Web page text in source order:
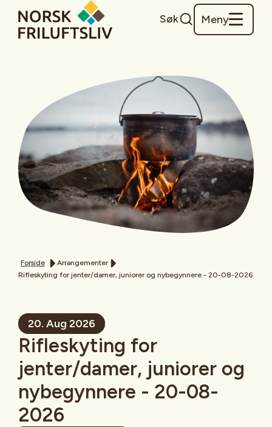
Søk Meny
Forside
Arrangementer
Rifleskyting for jenter/damer, juniorer og nybegynnere - 20-08-2026
20. Aug 2026
Rifleskyting for
jenter/damer, juniorer og
nybegynnere - 20-08-
2026